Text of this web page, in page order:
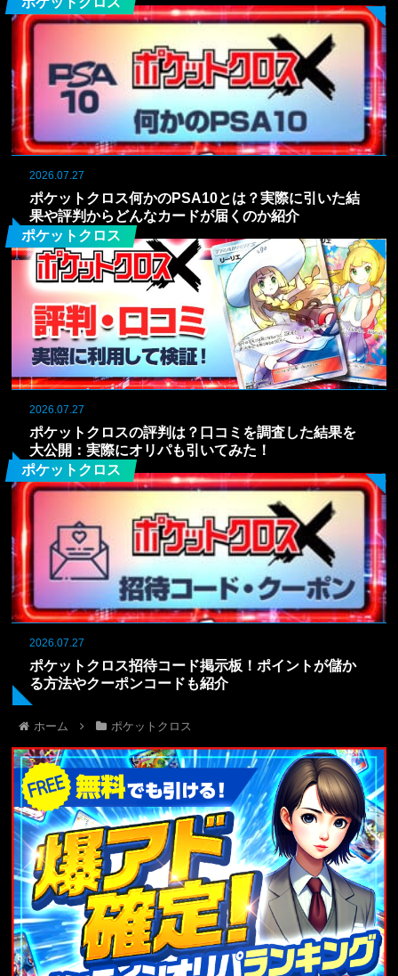
2026.07.27
ポケットクロス何かのPSA10とは？実際に引いた結
果や評判からどんなカードが届くのか紹介
ポケットクロス
2026.07.27
ポケットクロスの評判は？口コミを調査した結果を
大公開：実際にオリパも引いてみた！
ポケットクロス
2026.07.27
ポケットクロス招待コード掲示板！ポイントが儲か
る方法やクーポンコードも紹介
ホーム ポケットクロス